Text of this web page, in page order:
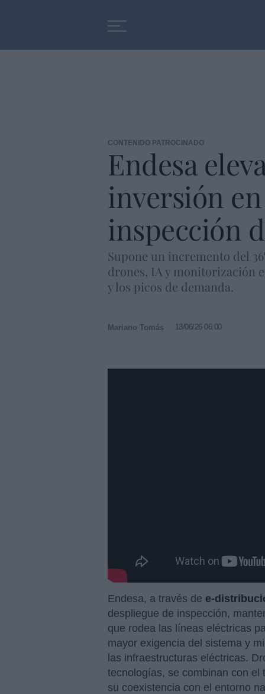
CONTENIDO PATROCINADO
Endesa
inversión
inspección
Supone un incremento del
drones, IA y monitorización
y los picos de demanda.
Mariano Tomás 13/06/26 06:00
Endesa, a través de e-
despliegue de inspección,
que rodea las líneas eléctricas
mayor exigencia del sistema y
las infraestructuras eléctricas.
tecnologías, se combinan con el
su coexistencia con el entorno